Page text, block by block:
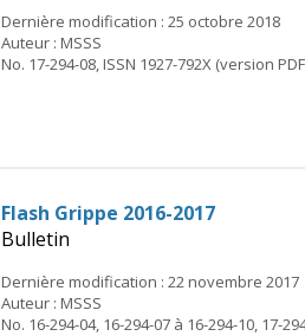
Dernière modification : 25 octobre 2018
Auteur : MSSS
No. 17-294-08, ISSN 1927-792X (version
Flash Grippe 2016-2017
Bulletin
Dernière modification : 22 novembre 2017
Auteur : MSSS
No. 16-294-04, 16-294-07 à 16-294-10, 17-